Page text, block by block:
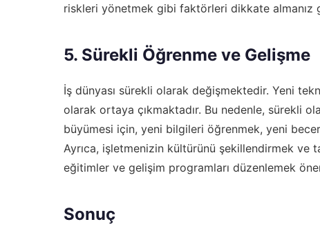
riskleri yönetmek gibi faktörleri dikkate almanız
5. Sürekli Öğrenme ve Gelişme
İş dünyası sürekli olarak değişmektedir. Yeni
olarak ortaya çıkmaktadır. Bu nedenle, sürekli
büyümesi için, yeni bilgileri öğrenmek, yeni
Ayrıca, işletmenizin kültürünü şekillendirmek ve
eğitimler ve gelişim programları düzenlemek
Sonuç